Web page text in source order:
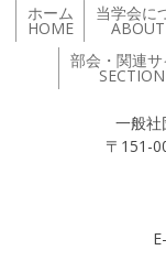
ホーム
HOME
当学会に
部会・関連サ
SECTION
一般社
〒151-
バ